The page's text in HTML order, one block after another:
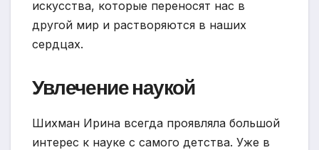
искусства, которые переносят нас в
другой мир и растворяются в наших
сердцах.
Увлечение наукой
Шихман Ирина всегда проявляла большой
интерес к науке с самого детства. Уже в